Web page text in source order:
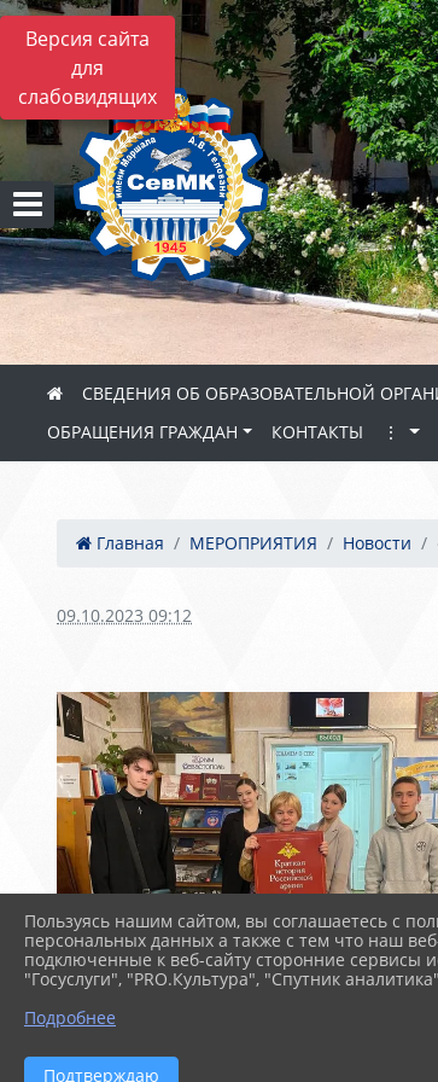
Версия сайта
для
слабовидящих
СВЕДЕНИЯ ОБ ОБРАЗОВАТЕЛЬНОЙ
ОБРАЩЕНИЯ ГРАЖДАН
КОНТАКТЫ ⋮
Главная МЕРОПРИЯТИЯ Новости
09.10.2023 09:12
Пользуясь нашим сайтом, вы соглашаетесь с
персональных данных а также с тем что наш
подключенные к веб-сайту сторонние сервисы
"Госуслуги", "PRO.Культура", "Спутник
Подробнее
Подтверждаю